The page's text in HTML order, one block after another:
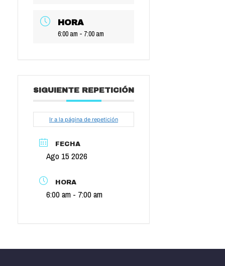
HORA
6:00 am - 7:00 am
SIGUIENTE REPETICIÓN
Ir a la página de repetición
FECHA
Ago 15 2026
HORA
6:00 am - 7:00 am